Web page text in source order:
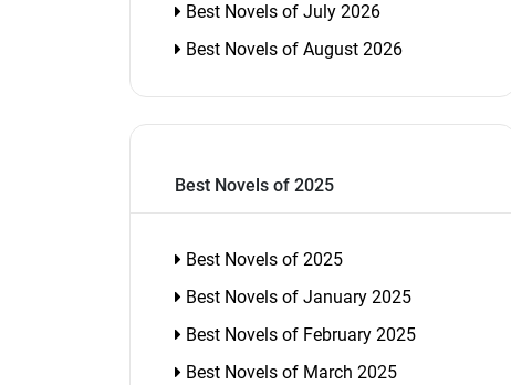
Best Novels of July 2026
Best Novels of August 2026
Best Novels of 2025
Best Novels of 2025
Best Novels of January 2025
Best Novels of February 2025
Best Novels of March 2025